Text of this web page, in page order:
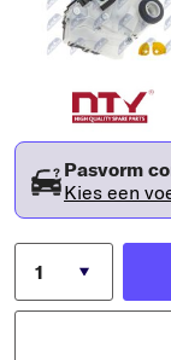
Pasvorm
Kies een